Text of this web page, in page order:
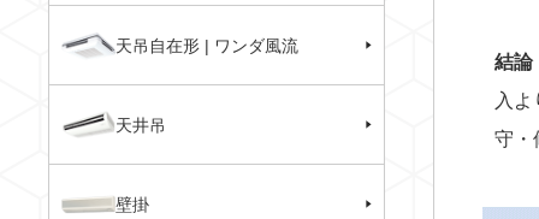
結論
入
守・
天吊自在形 | ワンダ風流
天井吊
壁掛